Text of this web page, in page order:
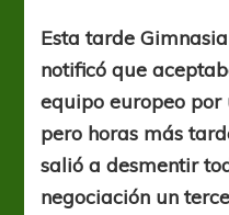
Esta tarde
notificó que
equipo europeo por
pero horas más
salió a desmentir
negociación un